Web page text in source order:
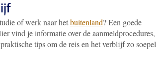
of werk naar hetbuitenland? Een goede
vind je informatie over de aanmeldprocedures,
tips om de reis en het verblijf zo soepel